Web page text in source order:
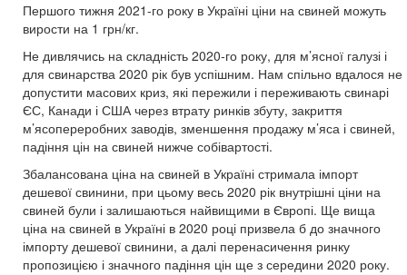
Першого тижня 2021-го року в Україні ціни на свиней можуть
вирости на 1 грн/кг.
Не дивлячись на складність 2020-го року, для м’ясної галузі і
для свинарства 2020 рік був успішним. Нам спільно вдалося не
допустити масових криз, які пережили і переживають свинарі
ЄС, Канади і США через втрату ринків збуту, закриття
м’ясопереробних заводів, зменшення продажу м’яса і свиней,
падіння цін на свиней нижче собівартості.
Збалансована ціна на свиней в Україні стримала імпорт
дешевої свинини, при цьому весь 2020 рік внутрішні ціни на
свиней були і залишаються найвищими в Європі. Ще вища
ціна на свиней в Україні в 2020 році призвела б до значного
імпорту дешевої свинини, а далі перенасичення ринку
пропозицією і значного падіння цін ще з середини 2020 року.